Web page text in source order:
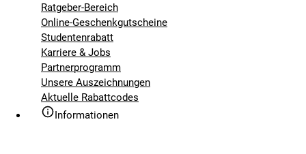
Ratgeber-Bereich
Online-Geschenkgutscheine
Studentenrabatt
Karriere & Jobs
Partnerprogramm
Unsere Auszeichnungen
Aktuelle Rabattcodes
Informationen